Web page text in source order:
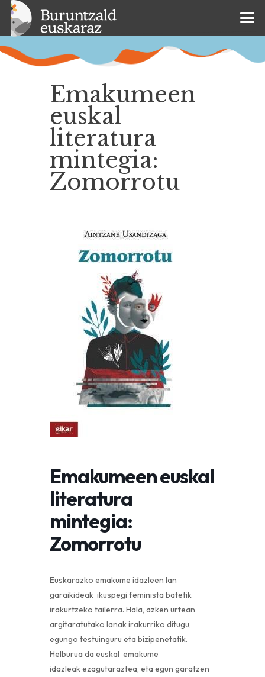
Emakumeen
euskal
literatura
mintegia:
Zomorrotu
Emakumeen euskal
literatura
mintegia:
Zomorrotu
Euskarazko emakume idazleen lan
garaikideak ikuspegi feminista batetik
irakurtzeko tailerra. Hala, azken urtean
argitaratutako lanak irakurriko ditugu,
egungo testuinguru eta bizipenetatik.
Helburua da euskal emakume
idazleak ezagutaraztea, eta egun garatzen